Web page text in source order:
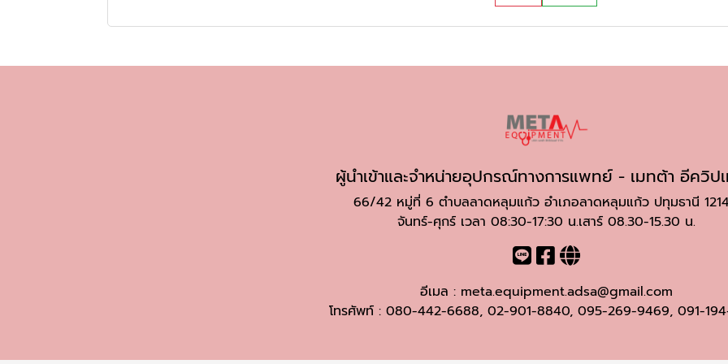
ผู้นำเข้าและจำหน่ายอุปกรณ์ทางการแพทย์ - เมทต้า อีควิป
66/42 หมู่ที่ 6 ตำบลลาดหลุมแก้ว อำเภอลาดหลุมแก้ว ปทุมธานี
จันทร์-ศุกร์ เวลา 08:30-17:30 น.เสาร์ 08.30-15.30 น.
อีเมล : meta.equipment.adsa@gmail.com
โทรศัพท์ : 080-442-6688, 02-901-8840, 095-269-9469, 091-